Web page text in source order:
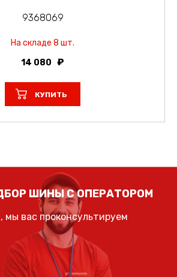
9368069
На складе 8 шт.
14 080
КУПИТЬ
ШИНЫ С ОПЕРАТОРОМ
мы вас проконсультируем